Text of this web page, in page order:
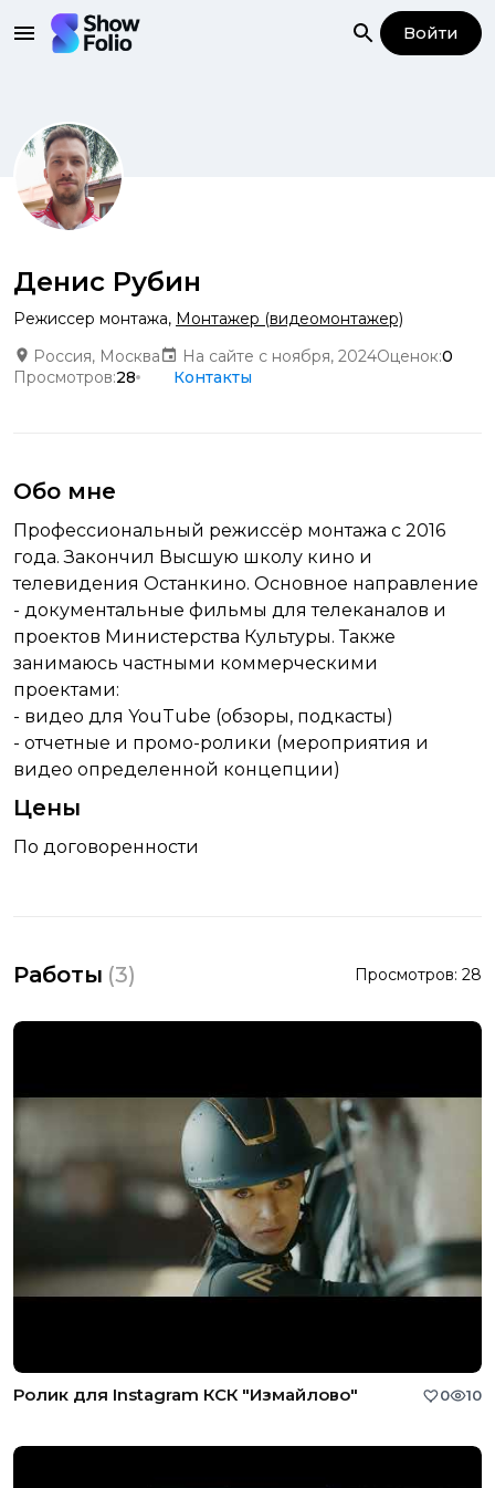
Войти
Денис Рубин
Режиссер монтажа, Монтажер (видеомонтажер)
Россия, Москва
На сайте с ноября, 2024Оценок:0
Просмотров:28 Контакты
Обо мне
Профессиональный режиссёр монтажа с 2016
года. Закончил Высшую школу кино и
телевидения Останкино. Основное направление
- документальные фильмы для телеканалов и
проектов Министерства Культуры. Также
занимаюсь частными коммерческими
проектами:
- видео для YouTube (обзоры, подкасты)
- отчетные и промо-ролики (мероприятия и
видео определенной концепции)
Цены
По договоренности
Работы (3) Просмотров: 28
Ролик для Instagram КСК "Измайлово" 0 10